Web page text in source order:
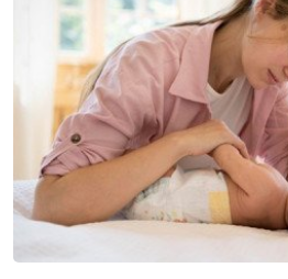
Informuje o tom Jan Šumšal, riaditeľ